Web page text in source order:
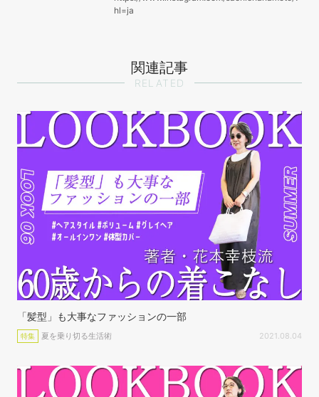
hl=ja
関連記事
RELATED
「髪型」も大事なファッションの一部
特集 夏を乗り切る生活術 2021.08.04